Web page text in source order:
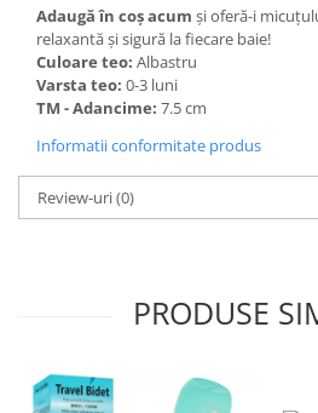
Broaste si clante
Accesorii litiere
Accesorii pentru animale
Articole si accesorii birou
Electrocasnice
Genți de voiaj & genți
Sonerii
Bricolaj
Adaugă în coș acum și oferă-i
relaxantă și sigură la fiecare baie!
Culoare teo: Albastru
Varsta teo: 0-3 luni
TM - Adancime: 7.5 cm
Informatii conformitate produs
Review-uri(0)
PRODUSE